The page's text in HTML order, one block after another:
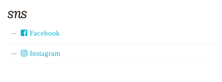
SNS
Facebook
Instagram